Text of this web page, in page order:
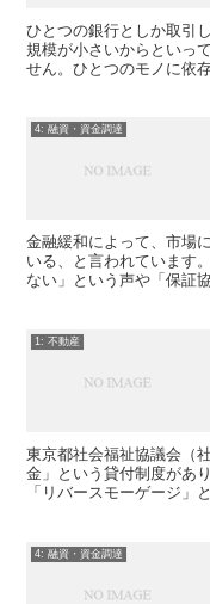
ひとつの銀行としか取引
規模が小さいからといっ
せん。ひとつのモノに依
4: 融資・資金調達
金融緩和によって、市場
いる、と言われています
ない」という声や「保証
1: 不動産
東京都社会福祉協議会（
金」という貸付制度があ
「リバースモーゲージ」
4: 融資・資金調達